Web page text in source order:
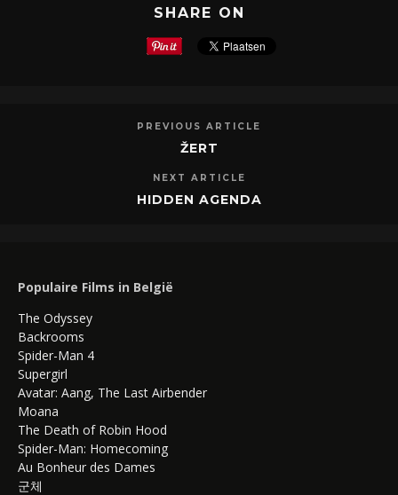
SHARE ON
PREVIOUS ARTICLE
ŽERT
NEXT ARTICLE
HIDDEN AGENDA
Populaire Films in België
The Odyssey
Backrooms
Spider-Man 4
Supergirl
Avatar: Aang, The Last Airbender
Moana
The Death of Robin Hood
Spider-Man: Homecoming
Au Bonheur des Dames
군체